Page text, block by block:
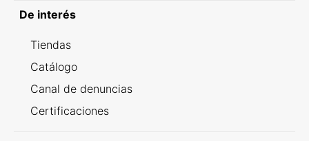
De interés
Tiendas
Catálogo
Canal de denuncias
Certificaciones